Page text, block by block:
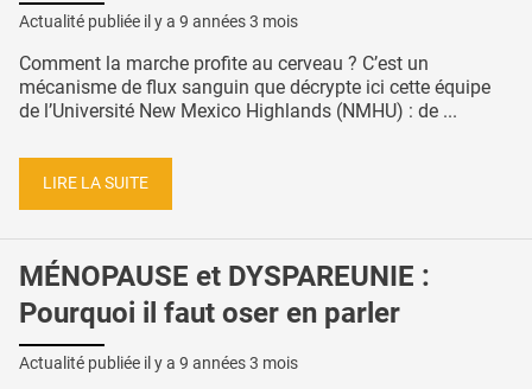
Actualité publiée il y a 9 années 3 mois
Comment la marche profite au cerveau ? C’est un
mécanisme de flux sanguin que décrypte ici cette équipe
de l’Université New Mexico Highlands (NMHU) : de ...
LIRE LA SUITE
MÉNOPAUSE et DYSPAREUNIE :
Pourquoi il faut oser en parler
Actualité publiée il y a 9 années 3 mois